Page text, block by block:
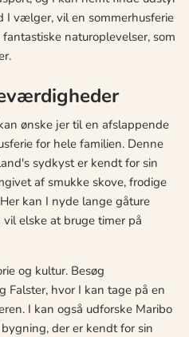
I vælger, vil en sommerhusferie
naturoplevelser, som
ønske jer til en afslappende
for hele familien. Denne
sydkyst er kendt for sin
af smukke skove, frodige
kan I nyde lange gåture
elske at bruge timer på
og kultur. Besøg
Falster, hvor I kan tage på en
I kan også udforske Maribo
der er kendt for sin